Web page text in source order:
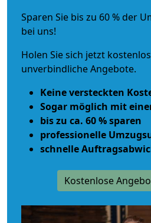
Sparen Sie bis zu 60 % der
bei uns!
Holen Sie sich jetzt
unverbindliche Angebote.
Keine versteckten
Sogar möglich mit
bis zu ca. 60 % sparen
professionelle
schnelle
Kostenlose